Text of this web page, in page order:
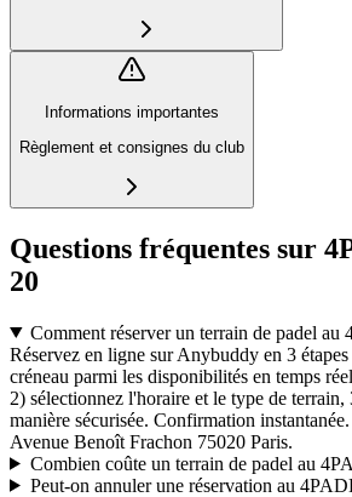
Informations importantes
Règlement et consignes du club
Questions fréquentes sur
20
Comment réserver un terrain de padel au
Réservez en ligne sur Anybuddy en 3
créneau parmi les disponibilités en temps
2) sélectionnez l'horaire et le type de
manière sécurisée. Confirmation
Avenue Benoît Frachon 75020 Paris.
Combien coûte un terrain de padel au
Peut-on annuler une réservation au